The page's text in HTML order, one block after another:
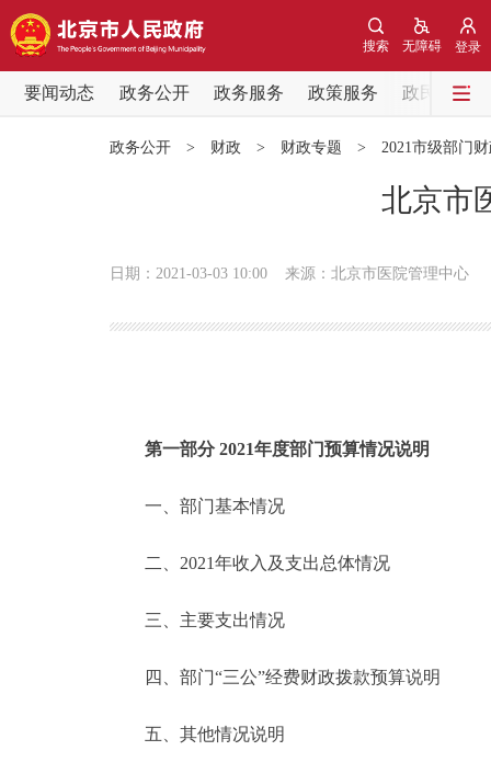
登录
无障碍
搜索
要闻动态 政务公开 政务服务 政策服务
政民互动
便民服务
政务公开 > 财政 > 财政专题 > 2021市级部门
北京市
日期：2021-03-03 10:00 来源：北京市医院管理中心
第一部分 2021年度部门预算情况说明
一、部门基本情况
二、2021年收入及支出总体情况
三、主要支出情况
四、部门“三公”经费财政拨款预算说明
五、其他情况说明